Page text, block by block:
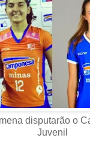
disputarão o
Juvenil